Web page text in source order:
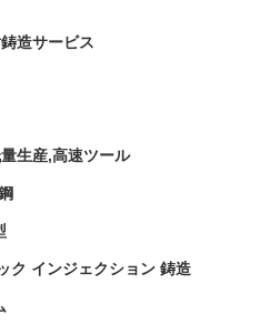
造サービス
生産,高速ツール
ク インジェクション 鋳造